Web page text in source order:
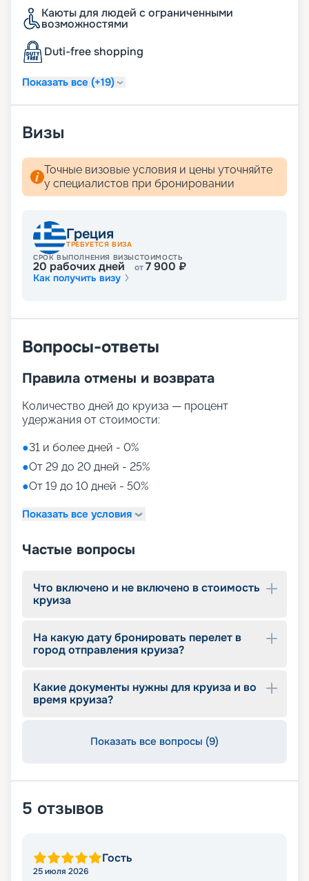
дома.Каюты для людей с ограниченными
возможностями
Duti-free shopping
Показать все (+19)
Визы
Точные визовые условия и цены уточняйте
у специалистов при бронировании
Греция
ТРЕБУЕТСЯ ВИЗА
СРОК ВЫПОЛНЕНИЯ ВИЗЫ
20 рабочих дней
СТОИМОСТЬ
от7 900 ₽
Как получить визу
Вопросы-ответы
Правила отмены и возврата
Количество дней до круиза — процент
удержания от стоимости:
●31 и более дней - 0%
●От 29 до 20 дней - 25%
●От 19 до 10 дней - 50%
Показать все условия
Частые вопросы
Что включено и не включено в стоимость
круиза
На какую дату бронировать перелет в
город отправления круиза?
Какие документы нужны для круиза и во
время круиза?
Показать все вопросы (9)
5 отзывов
Гость
25 июля 2026